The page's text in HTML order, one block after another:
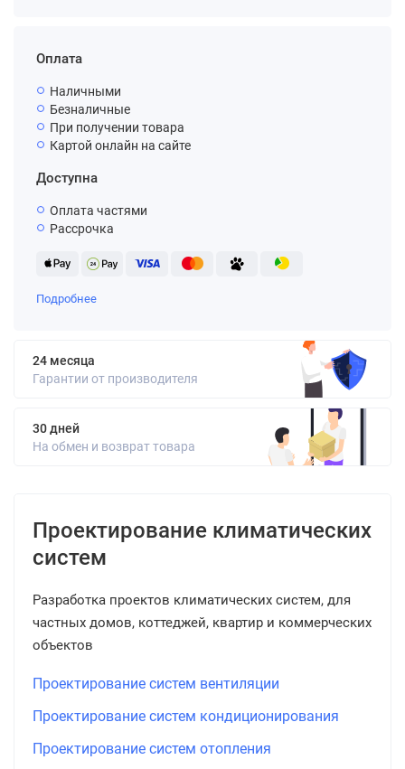
Оплата
Наличными
Безналичные
При получении товара
Картой онлайн на сайте
Доступна
Оплата частями
Рассрочка
Подробнее
24 месяца
Гарантии от производителя
30 дней
На обмен и возврат товара
Проектирование климатических
систем
Разработка проектов климатических систем, для
частных домов, коттеджей, квартир и коммерческих
объектов
Проектирование систем вентиляции
Проектирование систем кондиционирования
Проектирование систем отопления